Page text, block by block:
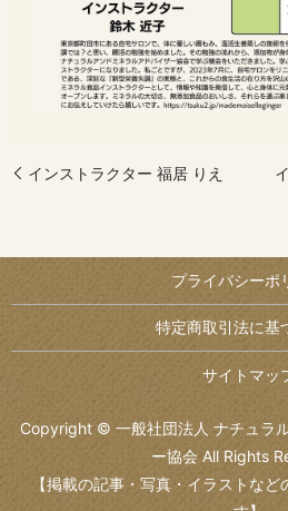
インストラクター 福居 りえ
プライバシーポ
特定商取引法に基
サイトマッ
Copyright © 一般社団法人 ナチュラ
ー協会 All Rights
【掲載の記事・写真・イラストな